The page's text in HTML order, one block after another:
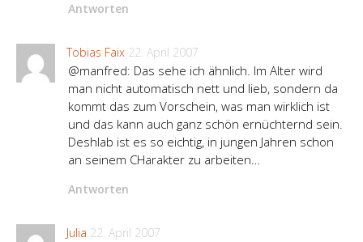
Antworten
Tobias Faix 22. April 2007
@manfred: Das sehe ich ähnlich. Im Alter wird
man nicht automatisch nett und lieb, sondern da
kommt das zum Vorschein, was man wirklich ist
und das kann auch ganz schön ernüchternd sein.
Deshlab ist es so eichtig, in jungen Jahren schon
an seinem CHarakter zu arbeiten…
Antworten
Julia 22. April 2007